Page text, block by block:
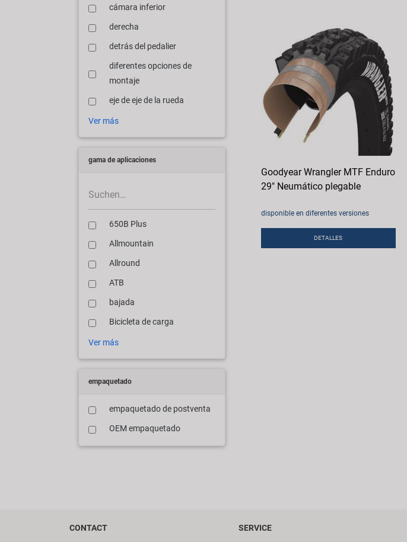
cámara inferior
derecha
detrás del pedalier
diferentes opciones de
montaje
eje de eje de la rueda
Ver más
gama de aplicaciones
650B Plus
Allmountain
Allround
ATB
bajada
Bicicleta de carga
Ver más
empaquetado
empaquetado de postventa
OEM empaquetado
Goodyear Wrangler MTF Enduro
29" Neumático plegable
disponible en diferentes versiones
DETALLES
CONTACT SERVICE